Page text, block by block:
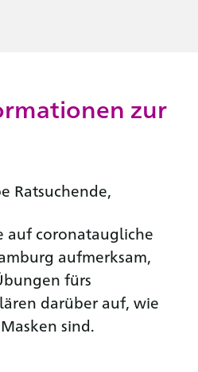
zur
Ratsuchende,
auf coronataugliche
aufmerksam,
fürs
darüber auf, wie
sind.